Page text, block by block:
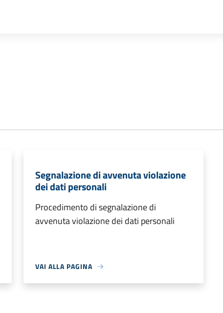
Segnalazione di avvenuta violazione
dei dati personali
Procedimento di segnalazione di
avvenuta violazione dei dati personali
VAI ALLA PAGINA